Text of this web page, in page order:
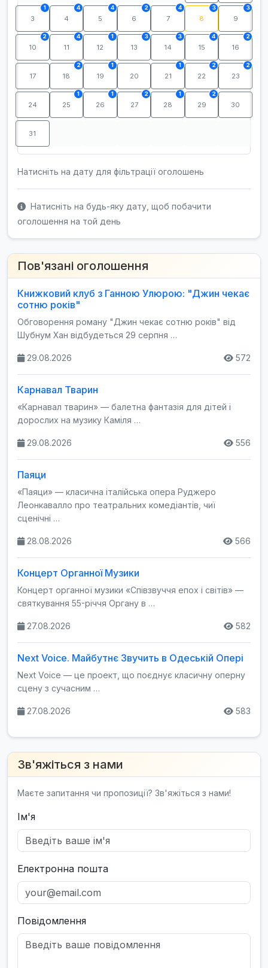
3
1
4
4
5
4
6
2
7
4
8
3
9
3
10
2
11
4
12
1
13
3
14
3
15
4
16
2
17 18
2
19
1
20 21
1
22
2
23
2
24 25
1
26
1
27
2
28
1
29
2
30
31
Натисніть на дату для фільтрації оголошень
Натисніть на будь-яку дату, щоб побачити
оголошення на той день
Пов'язані оголошення
Книжковий клуб з Ганною Улюрою: "Джин чекає
сотню років"
Обговорення роману "Джин чекає сотню років" від
Шубнум Хан відбудеться 29 серпня …
29.08.2026 572
Карнавал Тварин
«Карнавал тварин» — балетна фантазія для дітей і
дорослих на музику Каміля …
29.08.2026 556
Паяци
«Паяци» — класична італійська опера Руджеро
Леонкавалло про театральних комедіантів, чиї
сценічні …
28.08.2026 566
Концерт Органної Музики
Концерт органної музики «Співзвуччя епох і світів» —
святкування 55-річчя Органу в …
27.08.2026 582
Next Voice. Майбутнє Звучить в Одеській Опері
Next Voice — це проект, що поєднує класичну оперну
сцену з сучасним …
27.08.2026 583
Зв'яжіться з нами
Маєте запитання чи пропозиції? Зв'яжіться з нами!
Ім'я
Електронна пошта
Повідомлення